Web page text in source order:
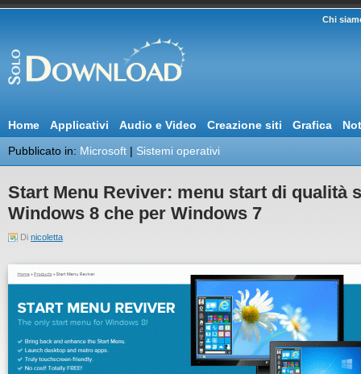
Chi
Home Applicativi Audio e Video Creazione siti Grafica
Pubblicato in: Microsoft | Sistemi operativi
Start Menu Reviver: menu start di qualità
Windows 8 che per Windows 7
Di nicoletta